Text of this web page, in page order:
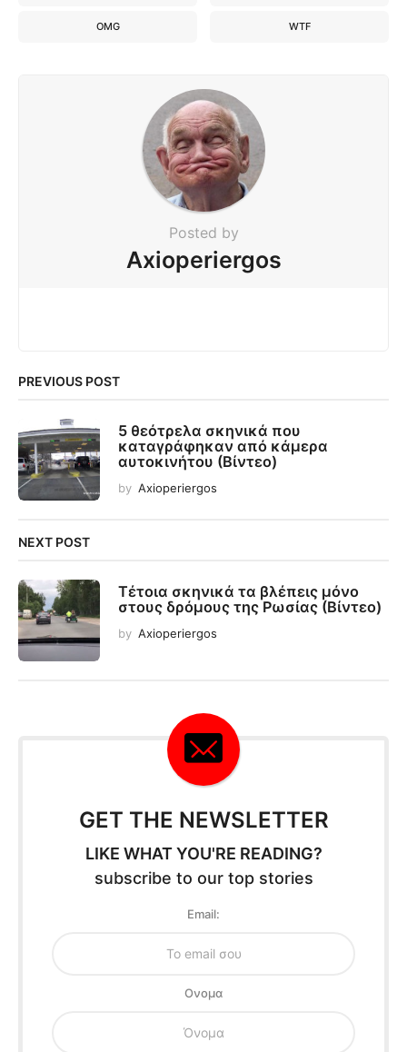
OMG WTF
Posted by
Axioperiergos
PREVIOUS POST
5 θεότρελα σκηνικά που
καταγράφηκαν από κάμερα
αυτοκινήτου (Βίντεο)
by Axioperiergos
NEXT POST
Τέτοια σκηνικά τα βλέπεις μόνο
στους δρόμους της Ρωσίας (Βίντεο)
by Axioperiergos
GET THE NEWSLETTER
LIKE WHAT YOU'RE READING?
subscribe to our top stories
Email:
Oνομα